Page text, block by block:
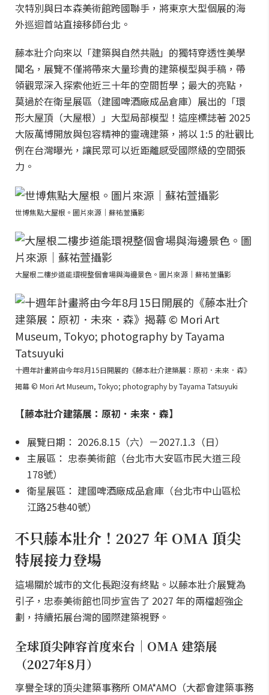
次特別與日本森美術館跨國聯手，將東京大型個展的海
外巡迴首站直接移師台北。
藤本壯介向來以「建築與自然共融」的獨特穿透性美學
聞名，展覽不僅將帶來大量珍貴的建築模型與手稿，帶
領觀眾深入探索他近三十年的空間哲學；最大的亮點，
莫過於在衛星展區（建國啤酒廠成品倉庫）展出的「環
形大屋頂（大屋根）」大型局部模型！這座標誌著 2025
大阪萬博開放與包容精神的靈魂建築，將以 1:5 的壯觀比
例在台灣曝光，讓民眾可以近距離感受國際級的空間張
力。
世博焦點大屋根。圖片來源｜蘇祐萱攝影
大屋根二樓步道能環視整個會場與海邊景色。圖片來源｜蘇祐萱攝影
十週年計畫將由今年8月15日開展的《藤本壯介建築展：原初．未來．森》
揭幕 © Mori Art Museum, Tokyo; photography by Tayama Tatsuyuki
【藤本壯介建築展：原初．未來．森】
展覽日期： 2026.8.15（六）－2027.1.3（日）
主展區： 忠泰美術館（台北市大安區市民大道三段
178號）
衛星展區： 建國啤酒廠成品倉庫（台北市中山區松
江路25巷40號）
不只藤本壯介！2027 年 OMA 頂尖
特展接力登場
這場關於城市的文化長跑沒有終點。以藤本壯介展覽為
引子，忠泰美術館也同步宣告了 2027 年的兩檔超強企
劃，持續拓展台灣的國際建築視野。
全球頂尖陣容首度來台｜OMA 建築展
（2027年8月）
享譽全球的頂尖建築事務所 OMA*AMO（大都會建築事務